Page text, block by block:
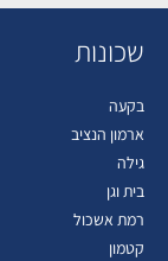
שכונות
בקעה
ארמון הנציב
גילה
בית וגן
רמת אשכול
קטמון